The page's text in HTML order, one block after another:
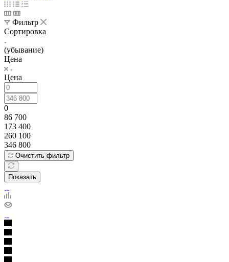
Фильтр
Сортировка
(убывание)
Цена
Цена
0
86 700
173 400
260 100
346 800
Очистить фильтр
Показать